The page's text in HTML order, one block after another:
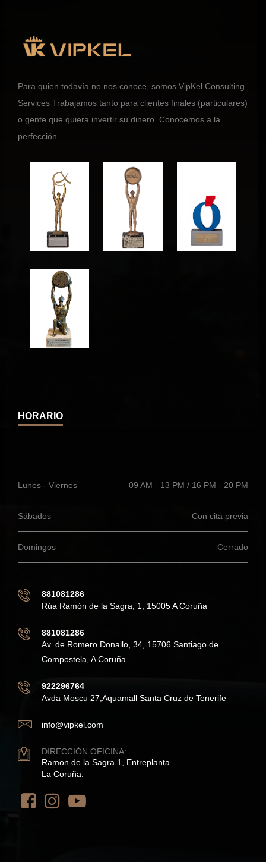
Para quien todavía no nos conoce, somos VipKel Consulting
Services Trabajamos tanto para clientes finales (particulares)
o gente que quiera invertir su dinero. Conocemos a la
perfección...
HORARIO
Lunes - Viernes 09 AM - 13 PM / 16 PM - 20 PM
Sábados Con cita previa
Domingos Cerrado
881081286
Rúa Ramón de la Sagra, 1, 15005 A Coruña
881081286
Av. de Romero Donallo, 34, 15706 Santiago de
Compostela, A Coruña
922296764
Avda Moscu 27,Aquamall Santa Cruz de Tenerife
info@vipkel.com
DIRECCIÓN OFICINA:
Ramon de la Sagra 1, Entreplanta
La Coruña.